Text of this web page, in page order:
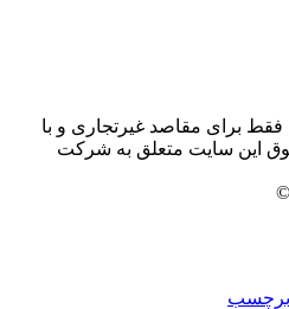
فقط برای مقاصد غیرتجاری و با
این سایت متعلق به شرکت
برچسب